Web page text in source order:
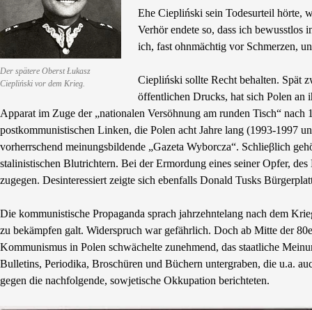
Der spätere Oberst Łukasz
Ciepliński vor dem Krieg.
Ehe Ciepliński sein Todesurteil hörte,
Verhör endete so, dass ich
ich, fast ohnmächtig vor Schmerzen,
Ciepliński sollte Recht behalten. Spät
öffentlichen Drucks, hat sich Polen an
Apparat im Zuge der „nationalen Versöhnung am runden Tisch“
postkommunistischen Linken, die Polen acht Jahre lang (1993-1997
vorherrschend meinungsbildende „Gazeta Wyborcza“. Schlieβlich
stalinistischen Blutrichtern. Bei der Ermordung eines seiner Opfer,
zugegen. Desinteressiert zeigte sich ebenfalls Donald Tusks
Die kommunistische Propaganda sprach jahrzehntelang nach dem
zu bekämpfen galt. Widerspruch war gefährlich. Doch ab Mitte der
Kommunismus in Polen schwächelte zunehmend, das staatliche
Bulletins, Periodika, Broschüren und Büchern untergraben, die u.a.
gegen die nachfolgende, sowjetische Okkupation berichteten.